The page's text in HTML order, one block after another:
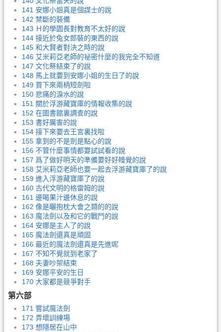
141 安娜小姐真是個謀士的說
142 禁斷的裝備
143 Ｈ的學園長對教育不太好的說
144 接近於兔女郎裝的東西的說
145 和大賢者對決之時的說
146 艾米莉亞老師的祕密什麼的我完全不知道
147 文化祭結束了的說
148 馬上就要到安娜小姐的生日了的說
149 買下來兩柄短劍啦
150 悲痛的淚水的說
151 關於浮游藏寶庫的情報收集的說
152 在圖書館裏調查的說
153 書好厲害的說
154 接下來要去王宮裏找啦
155 拿到的不是劍是點心的說
156 不管什麼事情都要試試看的說
157 爲了做好明天的準備要好好睡覺的說
158 艾米莉亞老師也要一起去浮游藏寶庫了的說
159 進入浮游藏寶庫了的說
160 古代文明的格雷姆的說
161 邊喝果汁邊休息的說
162 像是曬抱枕大會之類的的說
163 魔法劍以及和它的戰鬥的說
164 安娜是主人了的說
165 魔法劍還真是頑固
166 最近的魔法劍還真是先進呢
167 不知不覺就到老家了
168 夫妻吵架結束
169 安娜平安的生日
170 大家都是競爭對手
第六部
171 嘗試魔法劍
172 弄壞訓練場
173 想隱居在山中